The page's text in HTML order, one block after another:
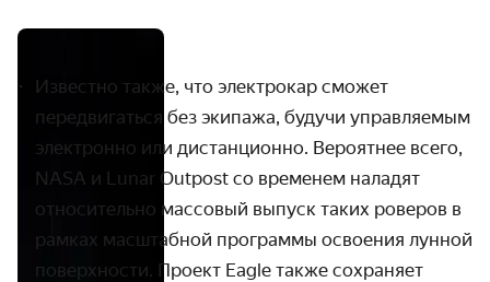
Известно также, что электрокар сможет
передвигаться без экипажа, будучи управляемым
электронно или дистанционно. Вероятнее всего,
NASA и Lunar Outpost со временем наладят
относительно массовый выпуск таких роверов в
рамках масштабной программы освоения лунной
поверхности. Проект Eagle также сохраняет